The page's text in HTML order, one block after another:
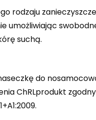
rodzaju
umożliwiając
suchą.
do
ChRLprodukt